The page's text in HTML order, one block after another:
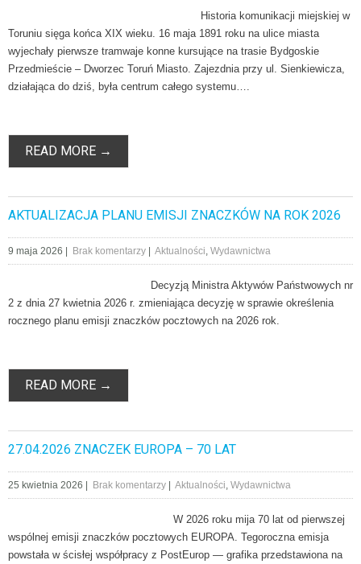
Historia komunikacji miejskiej w
Toruniu sięga końca XIX wieku. 16 maja 1891 roku na ulice miasta
wyjechały pierwsze tramwaje konne kursujące na trasie Bydgoskie
Przedmieście – Dworzec Toruń Miasto. Zajezdnia przy ul. Sienkiewicza,
działająca do dziś, była centrum całego systemu….
READ MORE →
AKTUALIZACJA PLANU EMISJI ZNACZKÓW NA ROK 2026
9 maja 2026 Brak komentarzy Aktualności, Wydawnictwa
Decyzją Ministra Aktywów Państwowych nr
2 z dnia 27 kwietnia 2026 r. zmieniająca decyzję w sprawie określenia
rocznego planu emisji znaczków pocztowych na 2026 rok.
READ MORE →
27.04.2026 ZNACZEK EUROPA – 70 LAT
25 kwietnia 2026 Brak komentarzy Aktualności, Wydawnictwa
W 2026 roku mija 70 lat od pierwszej
wspólnej emisji znaczków pocztowych EUROPA. Tegoroczna emisja
powstała w ścisłej współpracy z PostEurop — grafika przedstawiona na